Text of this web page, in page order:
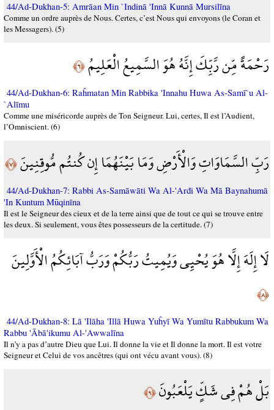
44/Ad-Dukhan-5: Amrāan Min `Indinā 'Innā Kunnā Mursilīna
Comme un ordre auprès de Nous. Certes, c’est Nous qui envoyons (le Coran et
les Messagers). (5)
رَحْمَةً مِّن رَّبِّكَ إِنَّهُ هُوَ السَّمِيعُ الْعَلِيمُ﴿٦﴾
44/Ad-Dukhan-6: Raĥmatan Min Rabbika 'Innahu Huwa As-Samī`u Al-
`Alīmu
Comme une miséricorde auprès de Ton Seigneur. Lui, certes, Il est l’Audient,
l’Omniscient. (6)
رَبِّ السَّمَاوَاتِ وَالْأَرْضِ وَمَا بَيْنَهُمَا إِن كُنتُم مُّوقِنِينَ﴿٧﴾
44/Ad-Dukhan-7: Rabbi As-Samāwāti Wa Al-'Arđi Wa Mā Baynahumā
'In Kuntum Mūqinīna
Il est le Seigneur des cieux et de la terre ainsi que de tout ce qui se trouve entre
les deux. Si seulement, vous êtes possesseurs de la certitude. (7)
لَا إِلَهَ إِلَّا هُوَ يُحْيِي وَيُمِيتُ رَبُّكُمْ وَرَبُّ آبَائِكُمُ الْأَوَّلِينَ
﴿٨﴾
44/Ad-Dukhan-8: Lā 'Ilāha 'Illā Huwa Yuĥyī Wa Yumītu Rabbukum Wa
Rabbu 'Ābā'ikumu Al-'Awwalīna
Il n’y a pas d’autre Dieu que Lui. Il donne la vie et Il donne la mort. Il est votre
Seigneur et Celui de vos ancêtres (qui ont vécu avant vous). (8)
بَلْ هُمْ فِي شَكٍّ يَلْعَبُونَ﴿٩﴾